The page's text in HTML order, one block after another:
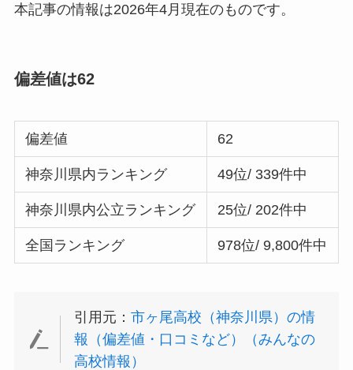
本記事の情報は2026年4月現在のものです。
偏差値は62
偏差値 62
神奈川県内ランキング 49位/ 339件中
神奈川県内公立ランキング 25位/ 202件中
全国ランキング 978位/ 9,800件中
引用元：市ヶ尾高校（神奈川県）の情
報（偏差値・口コミなど）（みんなの
高校情報）